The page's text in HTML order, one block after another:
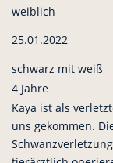
weiblich
25.01.2022
schwarz mit weiß
4 Jahre
Kaya ist als
uns gekommen.